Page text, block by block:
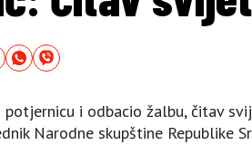
i odbacio žalbu, čitav
Narodne skupštine Republike